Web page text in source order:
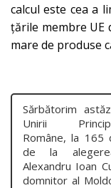
calcul este cea a
țările membre UE
mare de produse
Sărbătorim
Unirii
Române, la 165
de la
Alexandru Ioan
domnitor al